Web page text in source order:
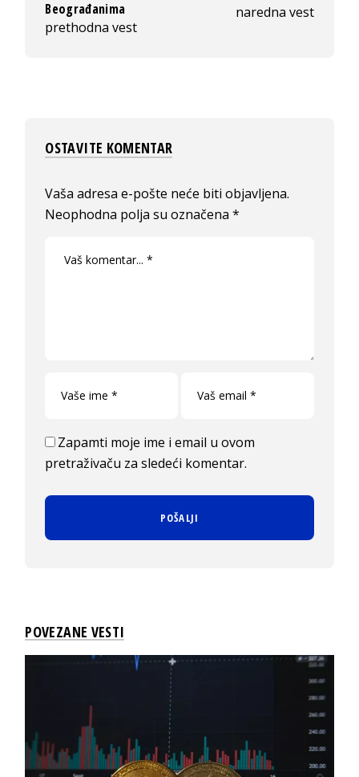
Beograđanima
prethodna vest
naredna vest
OSTAVITE KOMENTAR
Vaša adresa e-pošte neće biti objavljena.
Neophodna polja su označena*
Zapamti moje ime i email u ovom
pretraživaču za sledeći komentar.
POVEZANE VESTI